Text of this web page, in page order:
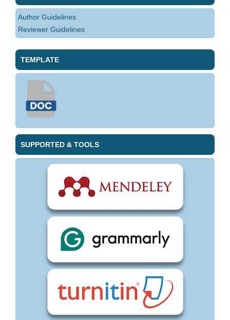
Author Guidelines
Reviewer Guidelines
TEMPLATE
SUPPORTED & TOOLS